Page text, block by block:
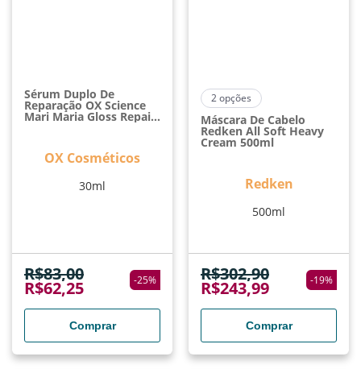
Sérum Duplo De
Reparação OX Science
Mari Maria Gloss Repair
OX Cosméticos
30ml
R$83,00
R$62,25 -25%
Comprar
2opções
Máscara De Cabelo
Redken All Soft Heavy
Cream 500ml
Redken
500ml
R$302,90
R$243,99 -19%
Comprar